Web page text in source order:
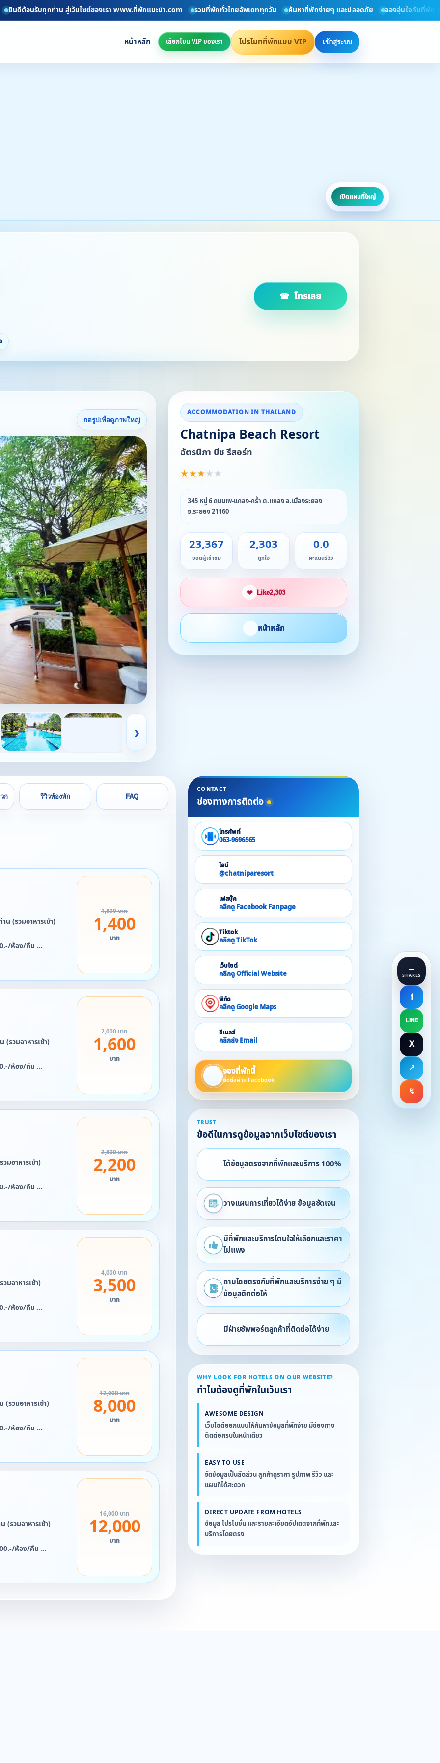
รับทุกท่าน สู่เว็บไซต์ของเรา www.ที่พักแนะนำ.com รวมที่พักทั่วไทยอัพเดททุกวัน ค้นหาที่พักง่ายๆ และปลอดภัย จองอุ่นใจกับที่พัก VIP ที่ได้
หน้าหลัก เลือกโซน VIP ของเรา โปรโมทที่พักแบบ VIP เข้าสู่ระบบ
...
SHARES
f
LINE
X
↗
↯
เปิดแผนที่ใหญ่
โทรเลย
กดรูปเพื่อดูภาพใหญ่
›
ACCOMMODATION IN THAILAND
Chatnipa Beach Resort
ฉัตรนิภา บีช รีสอร์ท
★★★★★
345 หมู่ 6 ถนนเพ-แกลง-กร่ำ ต.แกลง อ.เมืองระยอง
จ.ระยอง 21160
23,367
ยอดผู้เข้าชม
2,303
ถูกใจ
0.0
คะแนนรีวิว
❤ Like2,303
หน้าหลัก
ก รีวิวห้องพัก FAQ
(รวมอาหารเช้า)
ห้อง/คืน
1,800 บาท
1,400
บาท
รวมอาหารเช้า)
ห้อง/คืน
2,000 บาท
1,600
บาท
มอาหารเช้า)
ห้อง/คืน
2,800 บาท
2,200
บาท
มอาหารเช้า)
ห้อง/คืน
4,000 บาท
3,500
บาท
รวมอาหารเช้า)
ห้อง/คืน
12,000 บาท
8,000
บาท
(รวมอาหารเช้า)
ห้อง/คืน
ถึง 4 มกราคม
16,000 บาท
12,000
บาท
CONTACT
ช่องทางการติดต่อ
โทรศัพท์
063-9696565
ไลน์
@chatniparesort
เฟสบุ๊ค
คลิกดู Facebook Fanpage
Tiktok
คลิกดู TikTok
เว็บไซต์
คลิกดู Official Website
พิกัด
คลิกดู Google Maps
อีเมลล์
คลิกส่ง Email
จองที่พักนี้
ติดต่อผ่าน Facebook
TRUST
ข้อดีในการดูข้อมูลจากเว็บไซต์ของเรา
ได้ข้อมูลตรงจากที่พักและบริการ 100%
วางแผนการเที่ยวได้ง่าย ข้อมูลชัดเจน
มีที่พักและบริการโดนใจให้เลือกและราคา
ไม่แพง
ถามโดยตรงกับที่พักและบริการง่าย ๆ มี
ข้อมูลติดต่อให้
มีฝ่ายซัพพอร์ตลูกค้าที่ติดต่อได้ง่าย
WHY LOOK FOR HOTELS ON OUR WEBSITE?
ทำไมต้องดูที่พักในเว็บเรา
AWESOME DESIGN
เว็บไซต์ออกแบบให้ค้นหาข้อมูลที่พักง่าย มีช่องทาง
ติดต่อครบในหน้าเดียว
EASY TO USE
จัดข้อมูลเป็นสัดส่วน ลูกค้าดูราคา รูปภาพ รีวิว และ
แผนที่ได้สะดวก
DIRECT UPDATE FROM HOTELS
ข้อมูล โปรโมชั่น และรายละเอียดอัปเดตจากที่พักและ
บริการโดยตรง